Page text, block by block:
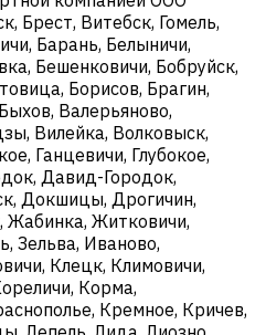
Брест, Витебск, Гомель,
Барань, Белыничи,
Бешенковичи, Бобруйск,
Борисов, Брагин,
Валерьяново,
Вилейка, Волковыск,
Ганцевичи, Глубокое,
Давид-Городок,
Докшицы, Дрогичин,
Жабинка, Житковичи,
Зельва, Иваново,
Клецк, Климовичи,
Корма,
Кремное, Кричев,